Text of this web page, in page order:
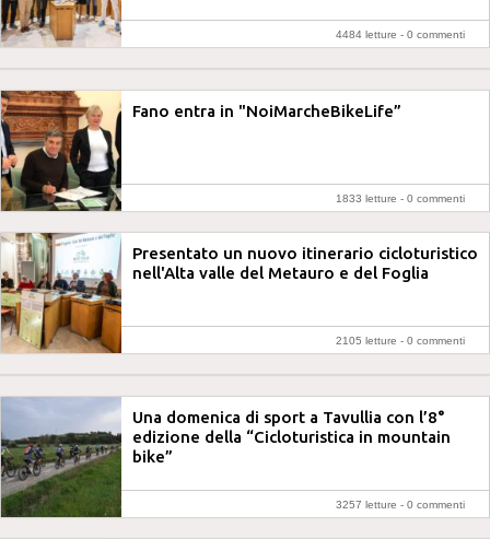
4484 letture - 0 commenti
Fano entra in "NoiMarcheBikeLife”
1833 letture - 0 commenti
Presentato un nuovo itinerario cicloturistico
nell'Alta valle del Metauro e del Foglia
2105 letture - 0 commenti
Una domenica di sport a Tavullia con l’8°
edizione della “Cicloturistica in mountain
bike”
3257 letture - 0 commenti